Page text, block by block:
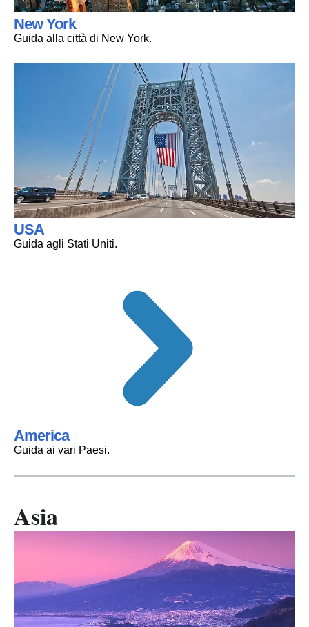
New York
Guida alla città di New York.
USA
Guida agli Stati Uniti.
America
Guida ai vari Paesi.
Asia